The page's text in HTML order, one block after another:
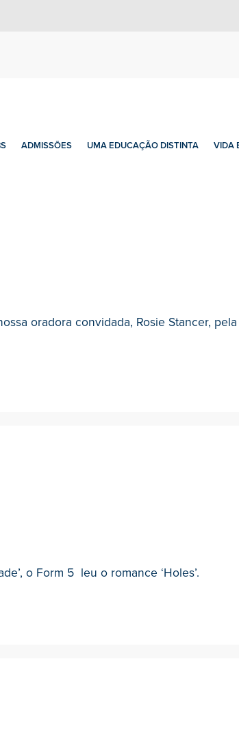
ADMISSÕES UMA EDUCAÇÃO DISTINTA VIDA
oradora convidada, Rosie Stancer,
o Form 5 leu o romance ‘Holes’.